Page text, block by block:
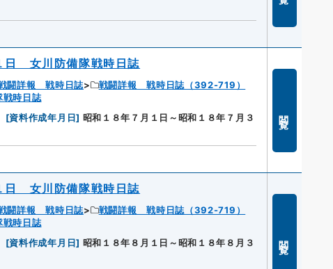
日 女川防備隊戦時日誌
闘詳報 戦時日誌
戦闘詳報 戦時日誌（392-719）
時日誌
[資料作成年月日] 昭和１８年７月１日～昭和１８年７月３
日 女川防備隊戦時日誌
闘詳報 戦時日誌
戦闘詳報 戦時日誌（392-719）
時日誌
[資料作成年月日] 昭和１８年８月１日～昭和１８年８月３